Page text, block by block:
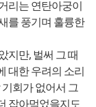
리는 연탄아궁이
를 풍기며 훌륭한
지만, 벌써 그 때
대한 우려의 소리
회가 없어서 그
잡아먹었을지도